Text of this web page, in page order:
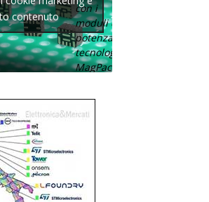
con i
moduli di
potenza con
tecnologia
MagPack.
contenuto